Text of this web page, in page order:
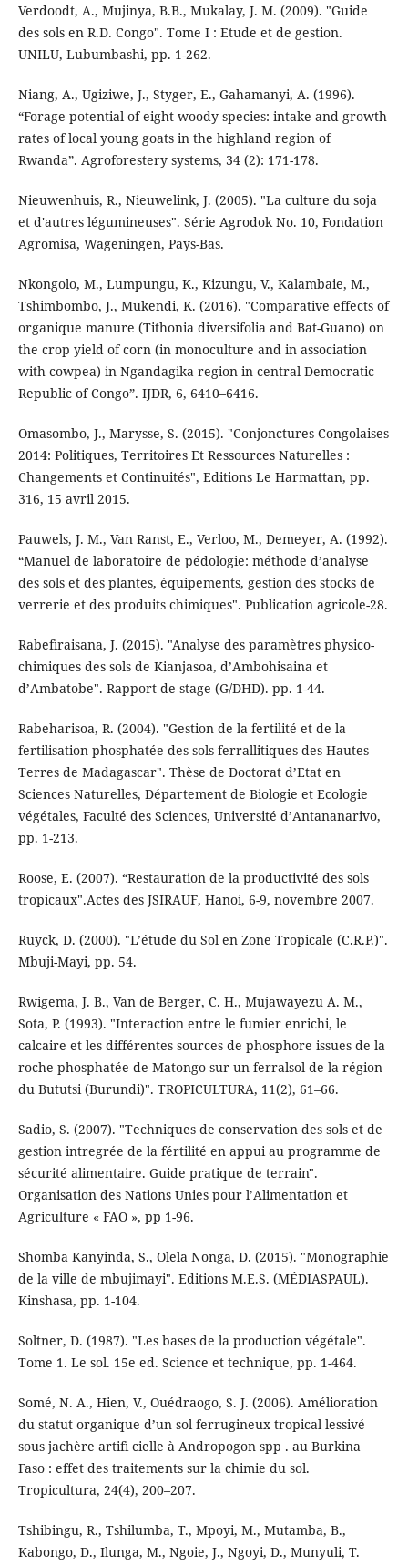
Verdoodt, A., Mujinya, B.B., Mukalay, J. M. (2009). "Guide
des sols en R.D. Congo". Tome I : Etude et de gestion.
UNILU, Lubumbashi, pp. 1-262.
Niang, A., Ugiziwe, J., Styger, E., Gahamanyi, A. (1996).
“Forage potential of eight woody species: intake and growth
rates of local young goats in the highland region of
Rwanda”. Agroforestery systems, 34 (2): 171-178.
Nieuwenhuis, R., Nieuwelink, J. (2005). "La culture du soja
et d'autres légumineuses". Série Agrodok No. 10, Fondation
Agromisa, Wageningen, Pays-Bas.
Nkongolo, M., Lumpungu, K., Kizungu, V., Kalambaie, M.,
Tshimbombo, J., Mukendi, K. (2016). "Comparative effects of
organique manure (Tithonia diversifolia and Bat-Guano) on
the crop yield of corn (in monoculture and in association
with cowpea) in Ngandagika region in central Democratic
Republic of Congo”. IJDR, 6, 6410–6416.
Omasombo, J., Marysse, S. (2015). "Conjonctures Congolaises
2014: Politiques, Territoires Et Ressources Naturelles :
Changements et Continuités", Editions Le Harmattan, pp.
316, 15 avril 2015.
Pauwels, J. M., Van Ranst, E., Verloo, M., Demeyer, A. (1992).
“Manuel de laboratoire de pédologie: méthode d’analyse
des sols et des plantes, équipements, gestion des stocks de
verrerie et des produits chimiques". Publication agricole-28.
Rabefiraisana, J. (2015). "Analyse des paramètres physico-
chimiques des sols de Kianjasoa, d’Ambohisaina et
d’Ambatobe". Rapport de stage (G/DHD). pp. 1-44.
Rabeharisoa, R. (2004). "Gestion de la fertilité et de la
fertilisation phosphatée des sols ferrallitiques des Hautes
Terres de Madagascar". Thèse de Doctorat d’Etat en
Sciences Naturelles, Département de Biologie et Ecologie
végétales, Faculté des Sciences, Université d’Antananarivo,
pp. 1-213.
Roose, E. (2007). “Restauration de la productivité des sols
tropicaux".Actes des JSIRAUF, Hanoi, 6-9, novembre 2007.
Ruyck, D. (2000). "L’étude du Sol en Zone Tropicale (C.R.P.)".
Mbuji-Mayi, pp. 54.
Rwigema, J. B., Van de Berger, C. H., Mujawayezu A. M.,
Sota, P. (1993). "Interaction entre le fumier enrichi, le
calcaire et les différentes sources de phosphore issues de la
roche phosphatée de Matongo sur un ferralsol de la région
du Bututsi (Burundi)". TROPICULTURA, 11(2), 61–66.
Sadio, S. (2007). "Techniques de conservation des sols et de
gestion intregrée de la fértilité en appui au programme de
sécurité alimentaire. Guide pratique de terrain".
Organisation des Nations Unies pour l’Alimentation et
Agriculture « FAO », pp 1-96.
Shomba Kanyinda, S., Olela Nonga, D. (2015). "Monographie
de la ville de mbujimayi". Editions M.E.S. (MÉDIASPAUL).
Kinshasa, pp. 1-104.
Soltner, D. (1987). "Les bases de la production végétale".
Tome 1. Le sol. 15e ed. Science et technique, pp. 1-464.
Somé, N. A., Hien, V., Ouédraogo, S. J. (2006). Amélioration
du statut organique d’un sol ferrugineux tropical lessivé
sous jachère artifi cielle à Andropogon spp . au Burkina
Faso : effet des traitements sur la chimie du sol.
Tropicultura, 24(4), 200–207.
Tshibingu, R., Tshilumba, T., Mpoyi, M., Mutamba, B.,
Kabongo, D., Ilunga, M., Ngoie, J., Ngoyi, D., Munyuli, T.